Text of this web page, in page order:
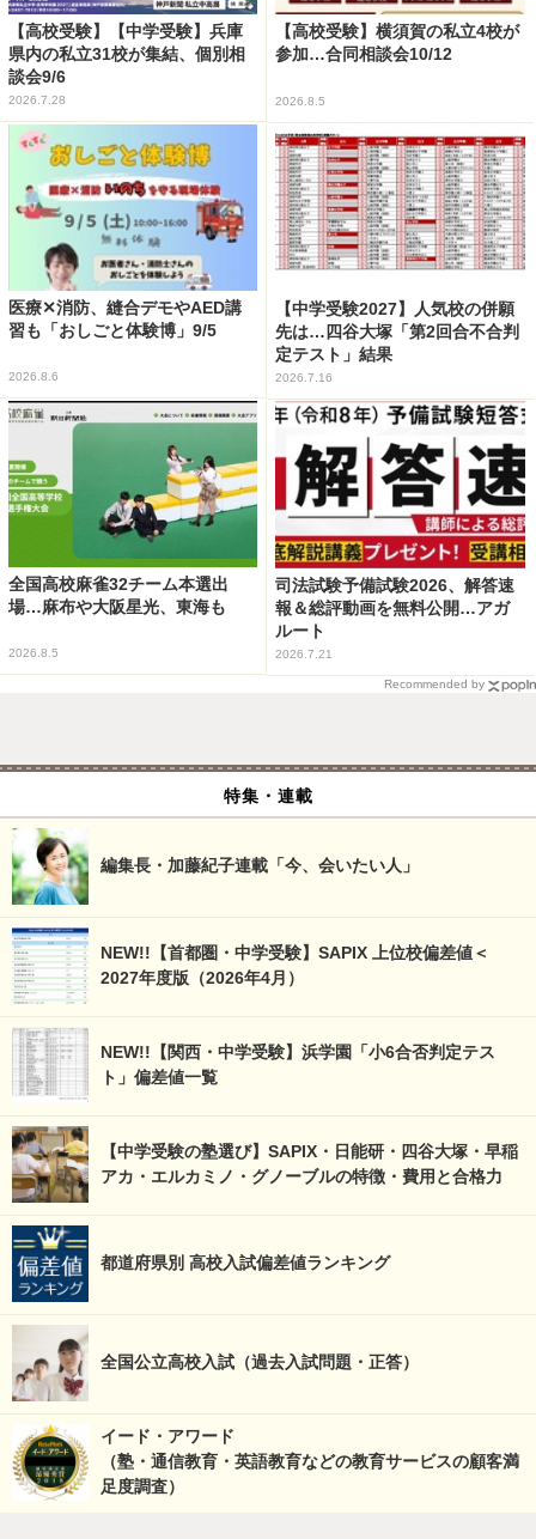
【高校受験】【中学受験】兵庫
県内の私立31校が集結、個別相
談会9/6
2026.7.28
【高校受験】横須賀の私立4校が
参加…合同相談会10/12
2026.8.5
医療✕消防、縫合デモやAED講
習も「おしごと体験博」9/5
2026.8.6
【中学受験2027】人気校の併願
先は…四谷大塚「第2回合不合判
定テスト」結果
2026.7.16
全国高校麻雀32チーム本選出
場…麻布や大阪星光、東海も
2026.8.5
司法試験予備試験2026、解答速
報＆総評動画を無料公開…アガ
ルート
2026.7.21
Recommended by
特集・連載
編集長・加藤紀子連載「今、会いたい人」
NEW!!【首都圏・中学受験】SAPIX 上位校偏差値＜
2027年度版（2026年4月）
NEW!!【関西・中学受験】浜学園「小6合否判定テス
ト」偏差値一覧
【中学受験の塾選び】SAPIX・日能研・四谷大塚・早稲
アカ・エルカミノ・グノーブルの特徴・費用と合格力
都道府県別 高校入試偏差値ランキング
全国公立高校入試（過去入試問題・正答）
イード・アワード
（塾・通信教育・英語教育などの教育サービスの顧客満
足度調査）